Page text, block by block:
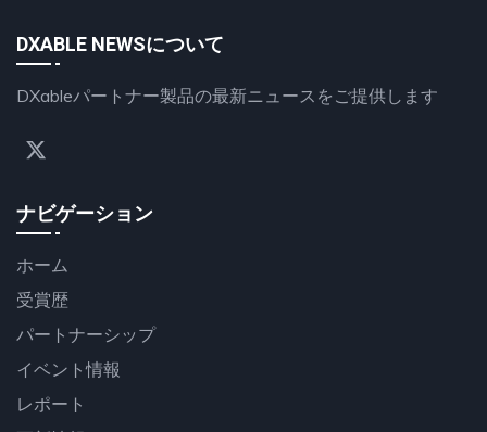
DXABLE NEWSについて
DXableパートナー製品の最新ニュースをご提供します
ナビゲーション
ホーム
受賞歴
パートナーシップ
イベント情報
レポート